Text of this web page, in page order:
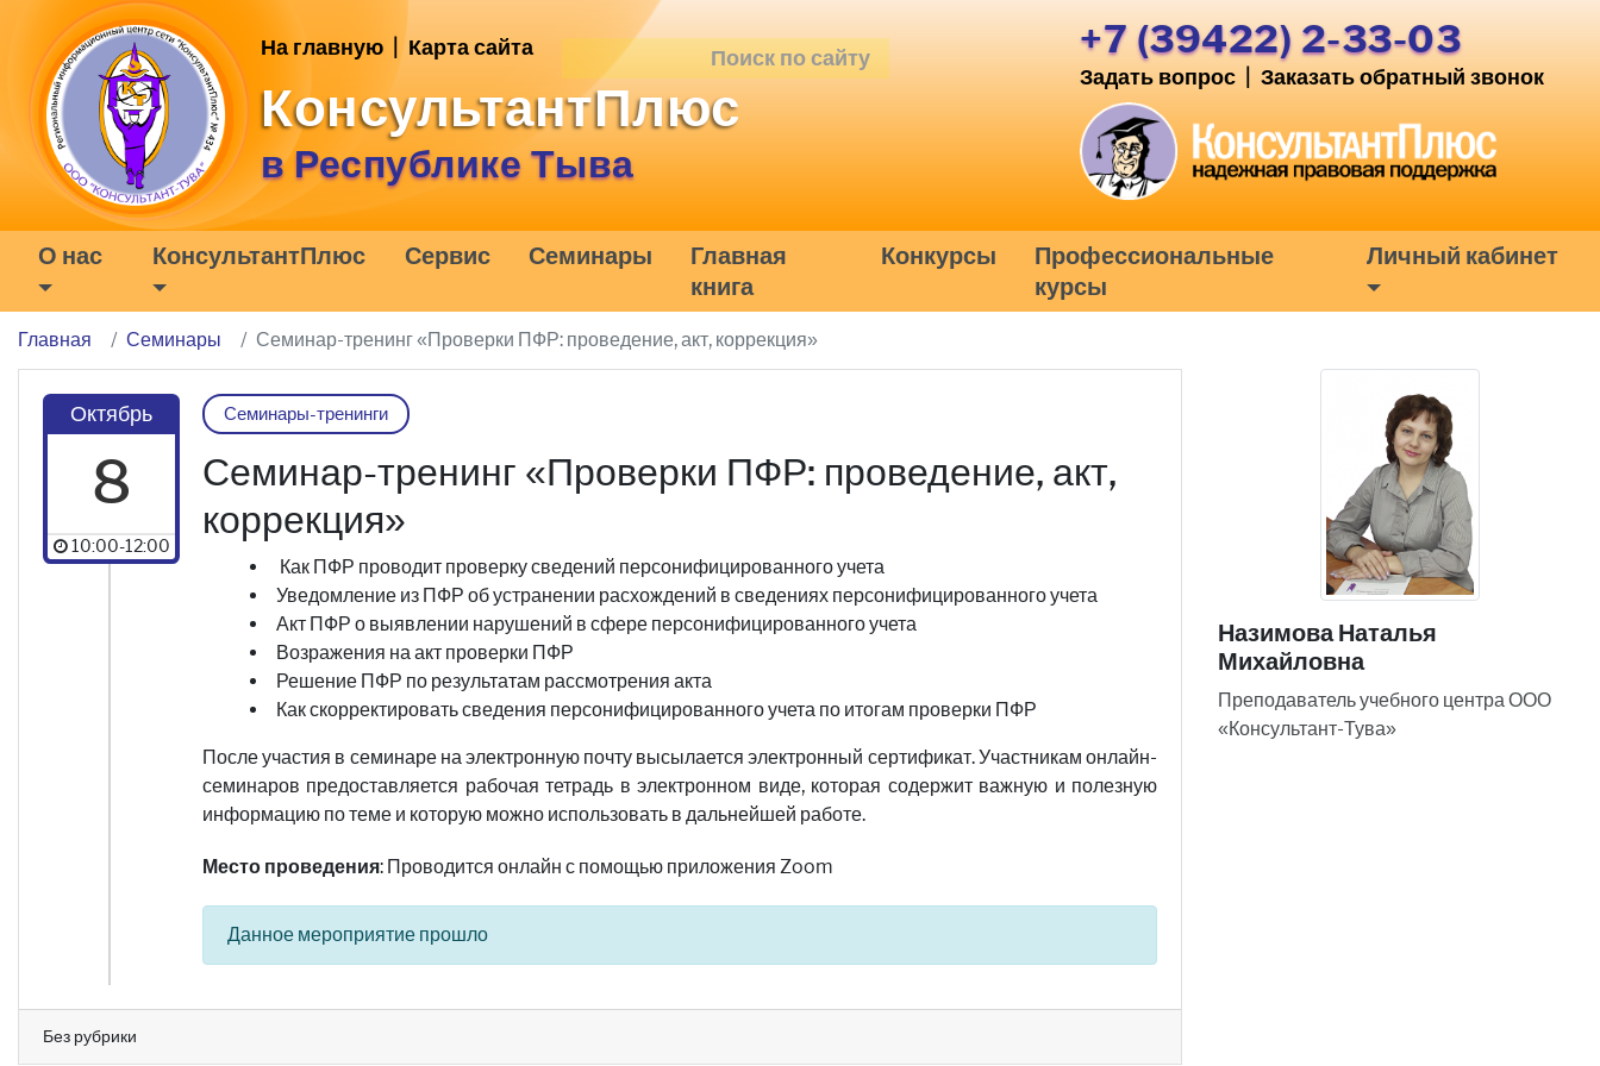
На главную Карта сайта
КонсультантПлюс
в Республике Тыва
+7 (39422) 2-33-03
Задать вопрос Заказать обратный звонок
О нас КонсультантПлюс Сервис Семинары
Главная
книга
Конкурсы
Профессиональные
курсы
Личный кабинет
Главная Семинары Семинар-тренинг «Проверки ПФР: проведение, акт, коррекция»
Октябрь
8
10:00-12:00
Семинары-тренинги
Семинар-тренинг «Проверки ПФР: проведение, акт,
коррекция»
Как ПФР проводит проверку сведений персонифицированного учета
Уведомление из ПФР об устранении расхождений в сведениях персонифицированного учета
Акт ПФР о выявлении нарушений в сфере персонифицированного учета
Возражения на акт проверки ПФР
Решение ПФР по результатам рассмотрения акта
Как скорректировать сведения персонифицированного учета по итогам проверки ПФР
После участия в семинаре на электронную почту высылается электронный сертификат. Участникам онлайн-
семинаров предоставляется рабочая тетрадь в электронном виде, которая содержит важную и полезную
информацию по теме и которую можно использовать в дальнейшей работе.
Место проведения: Проводится онлайн с помощью приложения Zoom
Данное мероприятие прошло
Без рубрики
Назимова Наталья
Михайловна
Преподаватель учебного центра ООО
«Консультант-Тува»